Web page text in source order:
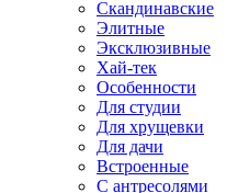
Скандинавские
Элитные
Эксклюзивные
Хай-тек
Особенности
Для студии
Для хрущевки
Для дачи
Встроенные
С антресолями